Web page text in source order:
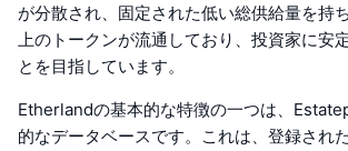
が分散され、固定された低い総供給量を持
上のトークンが流通しており、投資家に安
とを目指しています。
Etherlandの基本的な特徴の一つは、
的なデータベースです。これは、登録され